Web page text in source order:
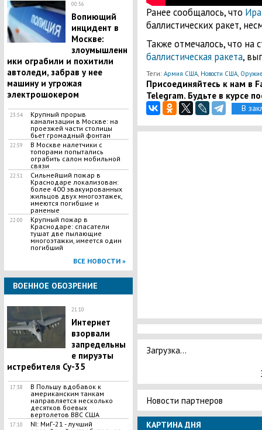
00:56
​Вопиющий
инцидент в
Москве:
злоумышленн
ики ограбили и похитили
автоледи, забрав у нее
машину и угрожая
электрошокером
23:54
​Крупный прорыв
канализации в Москве: на
проезжей части столицы
бьет громадный фонтан
22:59
В Москве налетчики с
топорами попытались
ограбить салон мобильной
связи
22:51
​Сильнейший пожар в
Краснодаре локализован:
более 400 эвакуированных
жильцов двух многоэтажек,
имеются погибшие и
раненые
22:00
​Крупный пожар в
Краснодаре: спасатели
тушат две пылающие
многоэтажки, имеется один
погибший
ВСЕ НОВОСТИ »
ВОЕННОЕ ОБОЗРЕНИЕ
21:10
Интернет
взорвали
запредельны
е пируэты
истребителя Су-35
17:38
В Польшу вдобавок к
американским танкам
направляется несколько
десятков боевых
вертолетов ВВС США
17:10
NI: МиГ-21 - лучший
Ранее сообщалось, что
баллистических ракет,
Также отмечалось, что на
баллистическая ракета,
Теги: Армия США, Новости США,
Присоединяйтесь к нам в
Telegram. Будьте в курсе
В
Загрузка...
Новости партнеров
КАРТИНА ДНЯ